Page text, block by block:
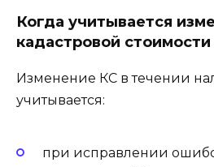
Когда учитывается
кадастровой стоимости
Изменение КС в течении
учитывается:
при исправлении